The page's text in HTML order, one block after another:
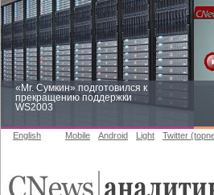
«Mr. Сумкин» подготовился к
прекращению поддержки
WS2003
English Mobile Android Light Twitter